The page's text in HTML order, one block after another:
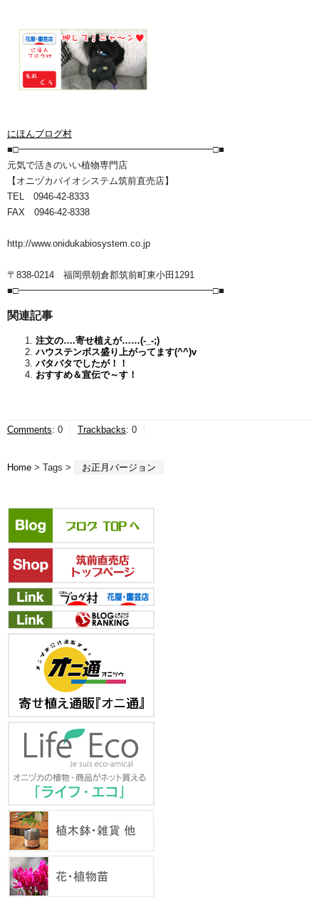
にほんブログ村
■□━━━━━━━━━━━━━━━━━━━━━□■
元気で活きのいい植物専門店
【オニヅカバイオシステム筑前直売店】
TEL 0946-42-8333
FAX 0946-42-8338
http://www.onidukabiosystem.co.jp
〒838-0214 福岡県朝倉郡筑前町東小田1291
■□━━━━━━━━━━━━━━━━━━━━━□■
関連記事
注文の….寄せ植えが……(-_-;)
ハウステンボス盛り上がってます(^^)v
バタバタでしたが！！
おすすめ＆宣伝で～す！
Comments: 0 Trackbacks: 0
Home > Tags > お正月バージョン